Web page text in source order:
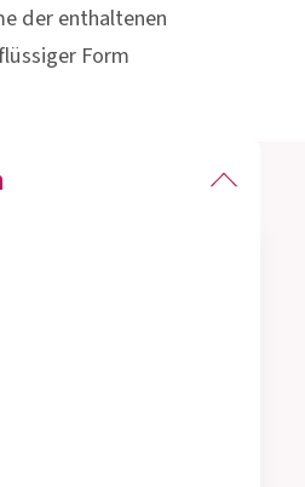
der enthaltenen
Form